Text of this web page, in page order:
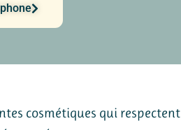
cosmétiques qui respectent